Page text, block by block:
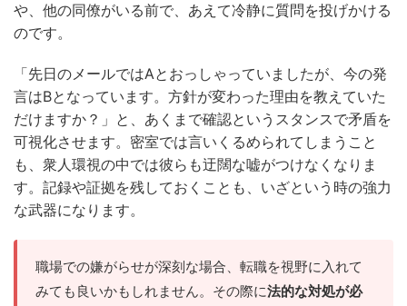
や、他の同僚がいる前で、あえて冷静に質問を投げかける
のです。
「先日のメールではAとおっしゃっていましたが、今の発
言はBとなっています。方針が変わった理由を教えていた
だけますか？」と、あくまで確認というスタンスで矛盾を
可視化させます。密室では言いくるめられてしまうこと
も、衆人環視の中では彼らも迂闊な嘘がつけなくなりま
す。記録や証拠を残しておくことも、いざという時の強力
な武器になります。
職場での嫌がらせが深刻な場合、転職を視野に入れて
みても良いかもしれません。その際に法的な対処が必